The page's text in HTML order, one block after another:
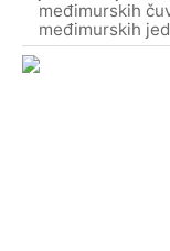
međimurskih
međimurskih